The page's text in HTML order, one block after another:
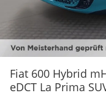
Fiat 600 Hybrid
eDCT La Prima